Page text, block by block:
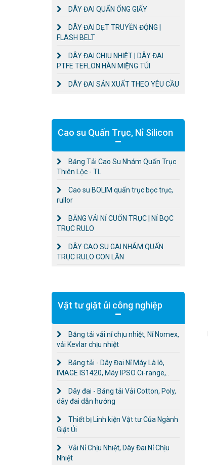
DÂY ĐAI QUẤN ỐNG GIẤY
DÂY ĐAI DẸT TRUYỀN ĐỘNG |
FLASH BELT
DÂY ĐAI CHỊU NHIỆT | DÂY ĐAI
PTFE TEFLON HÀN MIỆNG TÚI
DÂY ĐAI SẢN XUẤT THEO YÊU CẦU
Cao su Quấn Trục, Nỉ Silicon
Băng Tải Cao Su Nhám Quấn Trục
Thiên Lộc - TL
Cao su BOLIM quấn trục bọc trục,
rullor
BĂNG VẢI NỈ CUỐN TRỤC | NỈ BỌC
TRỤC RULO
DÂY CAO SU GAI NHÁM QUẤN
TRỤC RULO CON LĂN
Vật tư giặt ủi công nghiệp
Băng tải vải nỉ chịu nhiệt, Nỉ Nomex,
vải Kevlar chịu nhiệt
Băng tải - Dây Đai Nỉ Máy Là lô,
IMAGE IS1420, Máy IPSO Ci-range,..
Dây đai - Băng tải Vải Cotton, Poly,
dây đai dẫn hướng
Thiết bị Linh kiện Vật tư Của Ngành
Giặt Ủi
Vải Nỉ Chịu Nhiệt, Dây Đai Nỉ Chịu
Nhiệt